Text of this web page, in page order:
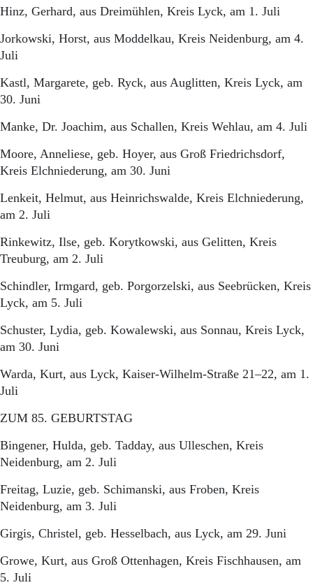
Hinz, Gerhard, aus Dreimühlen, Kreis Lyck, am 1. Juli
Jorkowski, Horst, aus Moddelkau, Kreis Neidenburg, am 4.
Juli
Kastl, Margarete, geb. Ryck, aus Auglitten, Kreis Lyck, am
30. Juni
Manke, Dr. Joachim, aus Schallen, Kreis Wehlau, am 4. Juli
Moore, Anneliese, geb. Hoyer, aus Groß Friedrichsdorf,
Kreis Elchniederung, am 30. Juni
Lenkeit, Helmut, aus Heinrichswalde, Kreis Elchniederung,
am 2. Juli
Rinkewitz, Ilse, geb. Korytkowski, aus Gelitten, Kreis
Treuburg, am 2. Juli
Schindler, Irmgard, geb. Porgorzelski, aus Seebrücken, Kreis
Lyck, am 5. Juli
Schuster, Lydia, geb. Kowalewski, aus Sonnau, Kreis Lyck,
am 30. Juni
Warda, Kurt, aus Lyck, Kaiser-Wilhelm-Straße 21–22, am 1.
Juli
ZUM 85. GEBURTSTAG
Bingener, Hulda, geb. Tadday, aus Ulleschen, Kreis
Neidenburg, am 2. Juli
Freitag, Luzie, geb. Schimanski, aus Froben, Kreis
Neidenburg, am 3. Juli
Girgis, Christel, geb. Hesselbach, aus Lyck, am 29. Juni
Growe, Kurt, aus Groß Ottenhagen, Kreis Fischhausen, am
5. Juli